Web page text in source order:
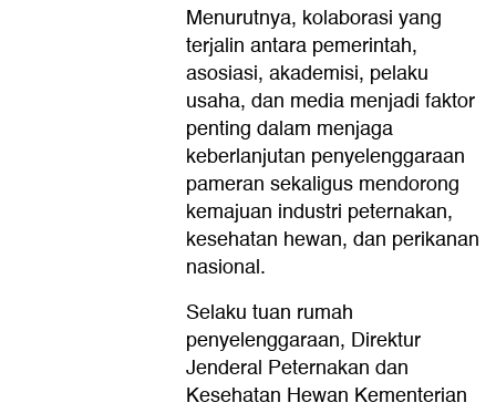
Menurutnya, kolaborasi yang
terjalin antara pemerintah,
asosiasi, akademisi, pelaku
usaha, dan media menjadi faktor
penting dalam menjaga
keberlanjutan penyelenggaraan
pameran sekaligus mendorong
kemajuan industri peternakan,
kesehatan hewan, dan perikanan
nasional.
Selaku tuan rumah
penyelenggaraan, Direktur
Jenderal Peternakan dan
Kesehatan Hewan Kementerian